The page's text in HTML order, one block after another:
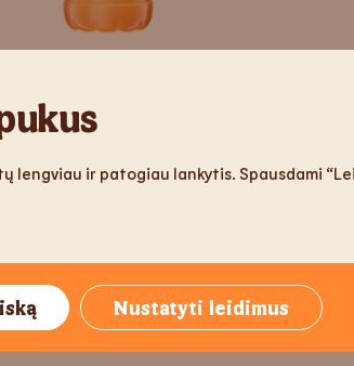
lengviau ir patogiau lankytis. Spausdami
Nustatyti leidimus
sultys
skoniu ir yra geras vitamino C